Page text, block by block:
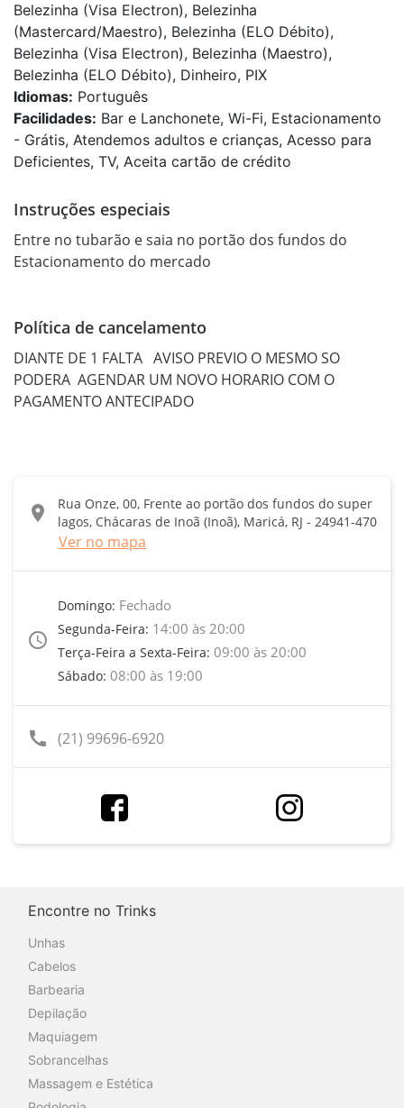
Belezinha (Visa Electron), Belezinha
(Mastercard/Maestro), Belezinha (ELO Débito),
Belezinha (Visa Electron), Belezinha (Maestro),
Belezinha (ELO Débito), Dinheiro, PIX
Idiomas: Português
Facilidades: Bar e Lanchonete, Wi-Fi, Estacionamento
- Grátis, Atendemos adultos e crianças, Acesso para
Deficientes, TV, Aceita cartão de crédito
Instruções especiais
Entre no tubarão e saia no portão dos fundos do
Estacionamento do mercado
Política de cancelamento
DIANTE DE 1 FALTA   AVISO PREVIO O MESMO SO
PODERA  AGENDAR UM NOVO HORARIO COM O
PAGAMENTO ANTECIPADO
location_on
Rua Onze, 00, Frente ao portão dos fundos do super
lagos, Chácaras de Inoã (Inoã), Maricá, RJ - 24941-470
Ver no mapa
access_time
Domingo: Fechado
Segunda-Feira: 14:00 às 20:00
Terça-Feira a Sexta-Feira: 09:00 às 20:00
Sábado: 08:00 às 19:00
call (21) 99696-6920
Encontre no Trinks
Unhas
Cabelos
Barbearia
Depilação
Maquiagem
Sobrancelhas
Massagem e Estética